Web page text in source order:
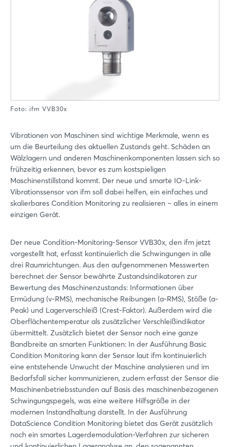
Foto: ifm VVB30x
Vibrationen von Maschinen sind wichtige Merkmale, wenn es
um die Beurteilung des aktuellen Zustands geht. Schäden an
Wälzlagern und anderen Maschinenkomponenten lassen sich so
frühzeitig erkennen, bevor es zum kostspieligen
Maschinenstillstand kommt. Der neue und smarte IO-Link-
Vibrationssensor von ifm soll dabei helfen, ein einfaches und
skalierbares Condition Monitoring zu realisieren – alles in einem
einzigen Gerät.
Der neue Condition-Monitoring-Sensor VVB30x, den ifm jetzt
vorgestellt hat, erfasst kontinuierlich die Schwingungen in alle
drei Raumrichtungen. Aus den aufgenommenen Messwerten
berechnet der Sensor bewährte Zustandsindikatoren zur
Bewertung des Maschinenzustands: Informationen über
Ermüdung (v-RMS), mechanische Reibungen (a-RMS), Stöße (a-
Peak) und Lagerverschleiß (Crest-Faktor). Außerdem wird die
Oberflächentemperatur als zusätzlicher Verschleißindikator
übermittelt. Zusätzlich bietet der Sensor noch eine ganze
Bandbreite an smarten Funktionen: In der Ausführung Basic
Condition Monitoring kann der Sensor laut ifm kontinuierlich
eine entstehende Unwucht der Maschine analysieren und im
Bedarfsfall sicher kommunizieren, zudem erfasst der Sensor die
Maschinenbetriebsstunden auf Basis des maschinenbezogenen
Schwingungspegels, was eine weitere Hilfsgröße in der
modernen Instandhaltung darstellt. In der Ausführung
DataScience Condition Monitoring bietet das Gerät zusätzlich
noch ein smartes Lagerdemodulation-Verfahren zur sicheren